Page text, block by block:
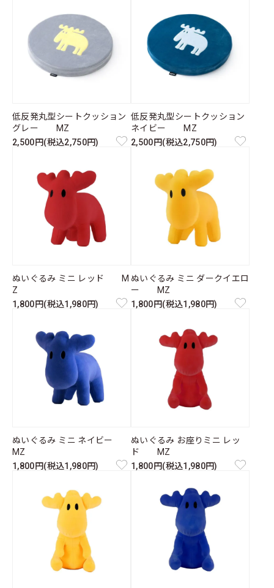
低反発丸型シートクッション
グレー MZ
2,500円(税込2,750円)
低反発丸型シートクッション
ネイビー MZ
2,500円(税込2,750円)
ぬいぐるみ ミニ レッド M
Z
1,800円(税込1,980円)
ぬいぐるみ ミニ ダークイエロ
ー MZ
1,800円(税込1,980円)
ぬいぐるみ ミニ ネイビー
MZ
1,800円(税込1,980円)
ぬいぐるみ お座りミニ レッ
ド MZ
1,800円(税込1,980円)